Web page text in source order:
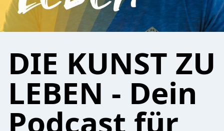
DIE KUNST ZU
LEBEN - Dein
Podcast für